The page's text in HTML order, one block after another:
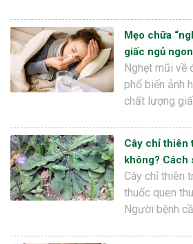
Mẹo chữa
giấc ngủ ngon
Nghẹt mũi về
phổ biến ảnh
chất lượng
Cây chỉ thiên
không? Cách
Cây chỉ thiên
thuốc quen
Người bệnh